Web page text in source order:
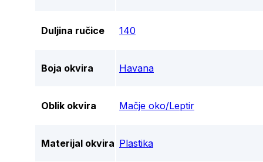
Duljina ručice 140
Boja okvira Havana
Oblik okvira Mačje oko/Leptir
Materijal okvira Plastika